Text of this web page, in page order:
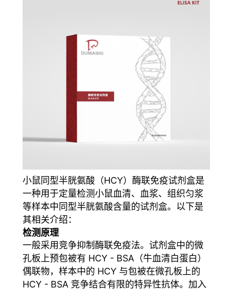
小鼠同型半胱氨酸（HCY）酶联免疫试剂盒是
一种用于定量检测小鼠血清、血浆、组织匀浆
等样本中同型半胱氨酸含量的试剂盒。以下是
其相关介绍：
检测原理
一般采用竞争抑制酶联免疫法。试剂盒中的微
孔板上预包被有 HCY - BSA（牛血清白蛋白）
偶联物，样本中的 HCY 与包被在微孔板上的
HCY - BSA 竞争结合有限的特异性抗体。加入